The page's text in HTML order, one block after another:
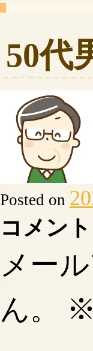
50代
Posted on
コメン
メー
ん。
※